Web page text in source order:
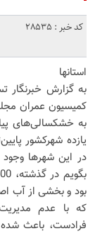
کد خبر : 28535
استانها
به گزارش خبرنگار
کمیسیون عمران
به خشکسالی‌های
یازده شهرکشور
در این شهرها
بود و بخشی از آب
که با عدم
فرادست، باعث شده